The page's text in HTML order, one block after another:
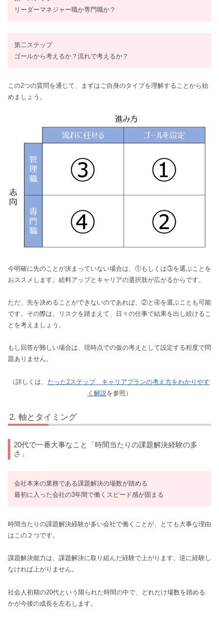
リーダーマネジャー職か専門職か？
第二ステップ
ゴールから考えるか？流れで考えるか？
この2つの質問を通じて、まずはご自身のタイプを理解することから始
めましょう。
今明確に先のことが決まっていない場合は、①もしくは③を選ぶことを
おススメします。給料アップとキャリアの選択肢が広がるからです。
ただ、先を決めることができないのであれば、②と④を選ぶことも可能
です。その際は、リスクを踏まえて、日々の仕事で結果を出し続けるこ
とを考えましょう。
もし回答が難しい場合は、現時点での仮の考えとして設定する程度で問
題ありません。
（詳しくは、 たった2ステップ キャリアプランの考え方をわかりやす
く解説 を参照）
軸とタイミング
20代で一番大事なこと「時間当たりの課題解決経験の多
さ」
会社本来の業務である課題解決の場数が踏める
最初に入った会社の3年間で働くスピード感が固まる
時間当たりの課題解決経験が多い会社で働くことが、とても大事な理由
はこの２つです。
課題解決能力は、課題解決に取り組んだ経験で上がります。逆に経験し
なければ上がりません。
社会人初期の20代という限られた時間の中で、どれだけ場数を踏める
かが今後の成長を左右します。